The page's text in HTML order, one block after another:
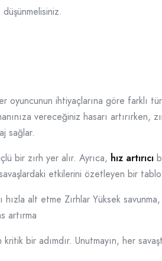
oyuncunun ihtiyaçlarına göre farklı
vereceğiniz hasarı artırırken,
sağlar.
bir zırh yer alır. Ayrıca, hız artırıcı
etkilerini özetleyen bir
alt etme Zırhlar Yüksek savunma,
artırma
bir adımdır. Unutmayın, her